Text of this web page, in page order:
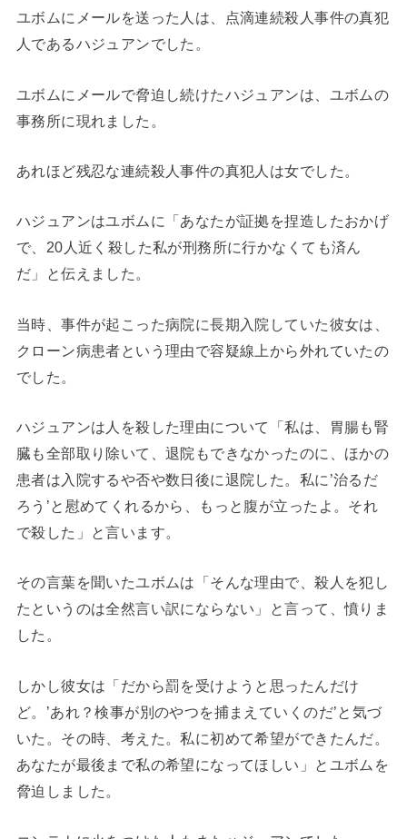
ユボムにメールを送った人は、点滴連続殺人事件の真犯
人であるハジュアンでした。
ユボムにメールで脅迫し続けたハジュアンは、ユボムの
事務所に現れました。
あれほど残忍な連続殺人事件の真犯人は女でした。
ハジュアンはユボムに「あなたが証拠を捏造したおかげ
で、20人近く殺した私が刑務所に行かなくても済ん
だ」と伝えました。
当時、事件が起こった病院に長期入院していた彼女は、
クローン病患者という理由で容疑線上から外れていたの
でした。
ハジュアンは人を殺した理由について「私は、胃腸も腎
臓も全部取り除いて、退院もできなかったのに、ほかの
患者は入院するや否や数日後に退院した。私に’治るだ
ろう’と慰めてくれるから、もっと腹が立ったよ。それ
で殺した」と言います。
その言葉を聞いたユボムは「そんな理由で、殺人を犯し
たというのは全然言い訳にならない」と言って、憤りま
した。
しかし彼女は「だから罰を受けようと思ったんだけ
ど。’あれ？検事が別のやつを捕まえていくのだ’と気づ
いた。その時、考えた。私に初めて希望ができたんだ。
あなたが最後まで私の希望になってほしい」とユボムを
脅迫しました。